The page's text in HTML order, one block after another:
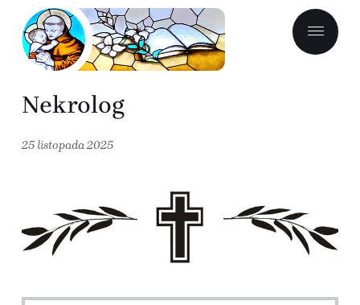
Nekrolog
25 listopada 2025